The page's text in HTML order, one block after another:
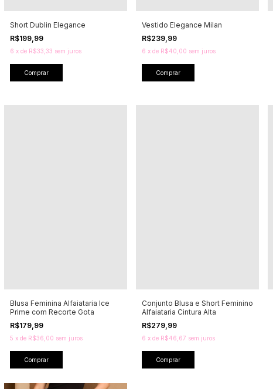
Short Dublin Elegance
R$199,99
6 x de R$33,33 sem juros
Comprar
Vestido Elegance Milan
R$239,99
6 x de R$40,00 sem juros
Comprar
Blusa Feminina Alfaiataria Ice
Prime com Recorte Gota
R$179,99
5 x de R$36,00 sem juros
Comprar
Conjunto Blusa e Short Feminino
Alfaiataria Cintura Alta
R$279,99
6 x de R$46,67 sem juros
Comprar